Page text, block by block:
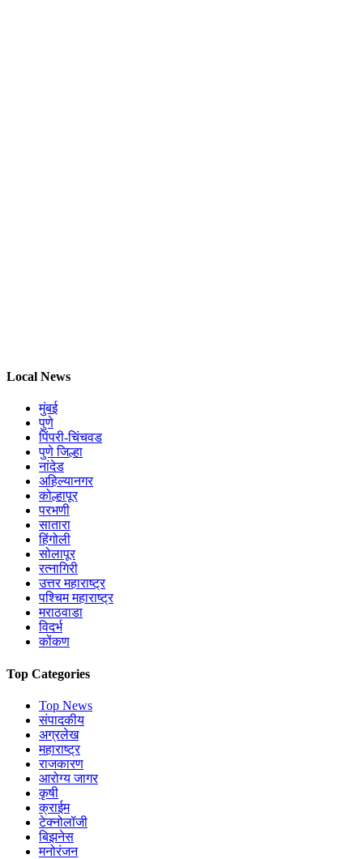
Local News
मुंबई
पुणे
पिंपरी-चिंचवड
पुणे जिल्हा
नांदेड
अहिल्यानगर
कोल्हापूर
परभणी
सातारा
हिंगोली
सोलापूर
रत्नागिरी
उत्तर महाराष्ट्र
पश्चिम महाराष्ट्र
मराठवाडा
विदर्भ
कोंकण
Top Categories
Top News
संपादकीय
अग्रलेख
महाराष्ट्र
राजकारण
आरोग्य जागर
कृषी
क्राईम
टेक्नोलॉजी
बिझनेस
मनोरंजन